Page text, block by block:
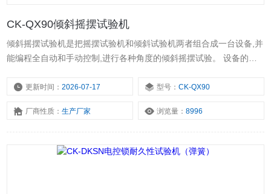
CK-QX90倾斜摇摆试验机
倾斜摇摆试验机是把摇摆试验机和倾斜试验机两者组合成一台设备,并
能编程全自动和手动控制,进行各种角度的倾斜摇摆试验。 设备的控
验。控制器用全中文界面显示, 触摸屏用手指点触即可设置,编程,修改
设备的机械传动的装置采用数控电动设备,具有传动定位精度高的特
更新时间：2026-07-17 型号：CK-QX90
厂商性质：生产厂家 浏览量：8996